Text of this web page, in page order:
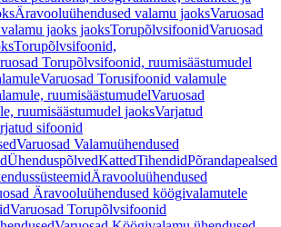
Äravooluühendused valamu jaoksVaruosad
jaoks jaoksTorupõlvsifoonidVaruosad
Torupõlvsifoonid,
Torupõlvsifoonid, ruumisäästumudel
Varuosad Torusifoonid valamule
ruumisäästumudelVaruosad
ruumisäästumudel jaoksVarjatud
sifoonid
Varuosad Valamuühendused
ÜhenduspõlvedKattedTihendidPõrandapealsed
Äravooluühendused
Äravooluühendused köögivalamutele
Varuosad Torupõlvsifoonid